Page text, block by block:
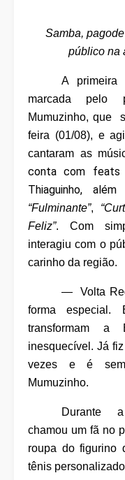
Samba,
público na
A
marcada pelo
Mumuzinho, que
feira (01/08), e
cantaram as
conta com feats
Thiaguinho, além
“Fulminante”,
Feliz”. Com
interagiu com o
carinho da região.
— Volta
forma especial.
transformam
inesquecível. Já
vezes e é
Mumuzinho.
Durante
chamou um fã no
roupa do figurino
tênis